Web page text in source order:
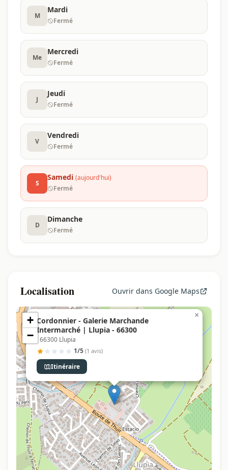
M
Mardi
Fermé
Me
Mercredi
Fermé
J
Jeudi
Fermé
V
Vendredi
Fermé
S
Samedi (aujourd'hui)
Fermé
D
Dimanche
Fermé
Localisation Ouvrir dans Google Maps
Cordonnier - Galerie Marchande
Intermarché | Llupia - 66300
, 66300 Llupia
1/5 (1 avis)
Itinéraire
×
+
−